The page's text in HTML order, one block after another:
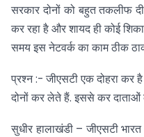
सरकार दोनों को बहुत तकलीफ
कर रहा है और शायद ही कोई
समय इस नेटवर्क का काम ठीक
प्रश्न :- जीएसटी एक दोहरा कर
दोनों कर लेते हैं. इससे कर दाताओं
सुधीर हालाखंडी – जीएसटी